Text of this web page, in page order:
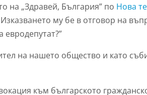
на „Здравей, България” по Нова
му бе в отговор на
на нашето общество и като
към българското